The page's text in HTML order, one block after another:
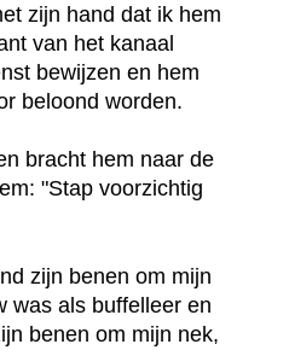
zijn hand dat ik hem
van het kanaal
bewijzen en hem
beloond worden.
bracht hem naar de
"Stap voorzichtig
zijn benen om mijn
was als buffelleer en
benen om mijn nek,